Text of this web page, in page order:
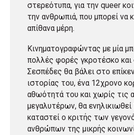
στερεότυπα, για την queer
την ανθρωπιά, που μπορεί να
απίθανα μέρη.
Κινηματογραφώντας με μία
πολλές φορές γκροτέσκο και
Σεσπέδες θα βάλει στο
ιστορίας του, ένα 12χρονο
αθωότητά του και χωρίς τις
μεγαλυτέρων, θα ενηλικιωθεί
καταστεί ο κριτής των
ανθρώπων της μικρής